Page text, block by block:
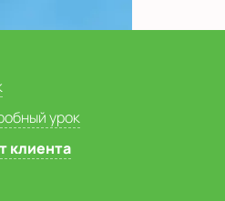
урок
клиента